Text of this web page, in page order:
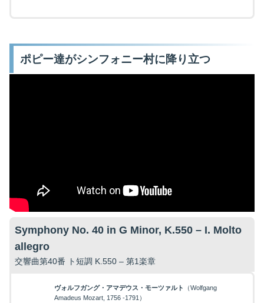
ポピー達がシンフォニー村に降り立つ
Symphony No. 40 in G Minor, K.550 – I. Molto
allegro
交響曲第40番 ト短調 K.550 – 第1楽章
ヴォルフガング・アマデウス・モーツァルト
（Wolfgang
Amadeus Mozart, 1756 -1791）